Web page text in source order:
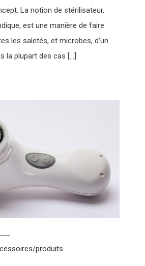
La notion de stérilisateur,
est une manière de faire
les saletés, et microbes, d’un
la plupart des cas […]
produits